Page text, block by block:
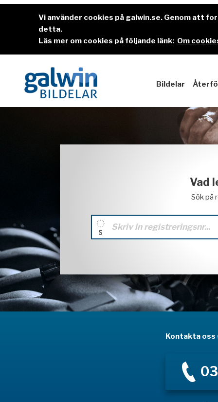
Vi använder cookies på galwin.se. Genom att
detta.
Läs mer om cookies på följande länk: Om
Bildelar
Vad
Sök på
Kontakta oss